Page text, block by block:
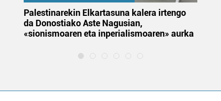
Palestinarekin Elkartasuna kalera irtengo
da Donostiako Aste Nagusian,
«sionismoaren eta inperialismoaren» aurka